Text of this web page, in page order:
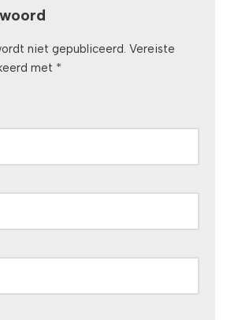
niet gepubliceerd. Vereiste
met *